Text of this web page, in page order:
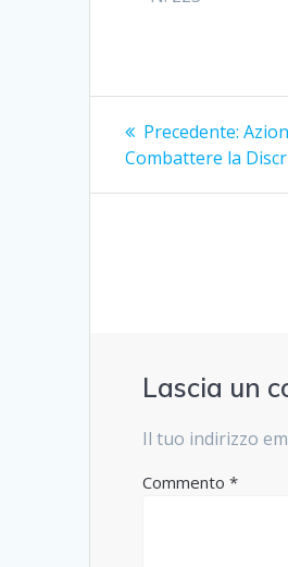
articoli
Precedente:
Combattere la
Lascia un
Il tuo indirizzo
Commento*